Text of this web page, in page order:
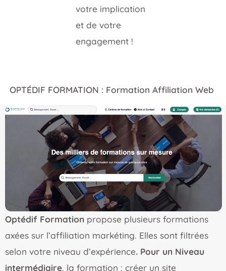
votre implication
et de votre
engagement !
OPTÉDIF FORMATION : Formation Affiliation Web
Optédif Formation propose plusieurs formations
axées sur l’affiliation markéting. Elles sont filtrées
selon votre niveau d’expérience. Pour un Niveau
intermédiaire, la formation : créer un site